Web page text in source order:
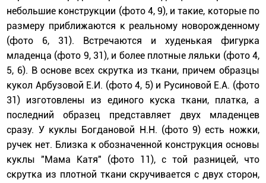
небольшие конструкции (фото 4, 9), и такие, которые по
размеру приближаются к реальному новорожденному
(фото 6, 31). Встречаются и худенькая фигурка
младенца (фото 9, 31), и более плотные ляльки (фото 4,
5, 6). В основе всех скрутка из ткани, причем образцы
кукол Арбузовой Е.И. (фото 4, 5) и Русиновой Е.А. (фото
31) изготовлены из единого куска ткани, платка, а
последний образец представляет двух младенцев
сразу. У куклы Богдановой Н.Н. (фото 9) есть ножки,
ручек нет. Близка к обозначенной конструкция основы
куклы "Мама Катя" (фото 11), с той разницей, что
скрутка из плотной ткани скручивается с двух сторон,